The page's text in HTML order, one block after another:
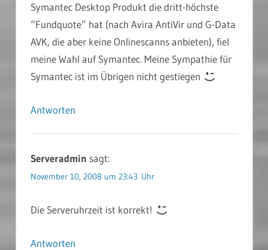
Symantec Desktop Produkt die dritt-höchste
“Fundquote” hat (nach Avira AntiVir und G-Data
AVK, die aber keine Onlinescanns anbieten), fiel
meine Wahl auf Symantec. Meine Sympathie für
Symantec ist im Übrigen nicht gestiegen
Antworten
Serveradmin sagt:
November 10, 2008 um 23:43 Uhr
Die Serveruhrzeit ist korrekt!
Antworten